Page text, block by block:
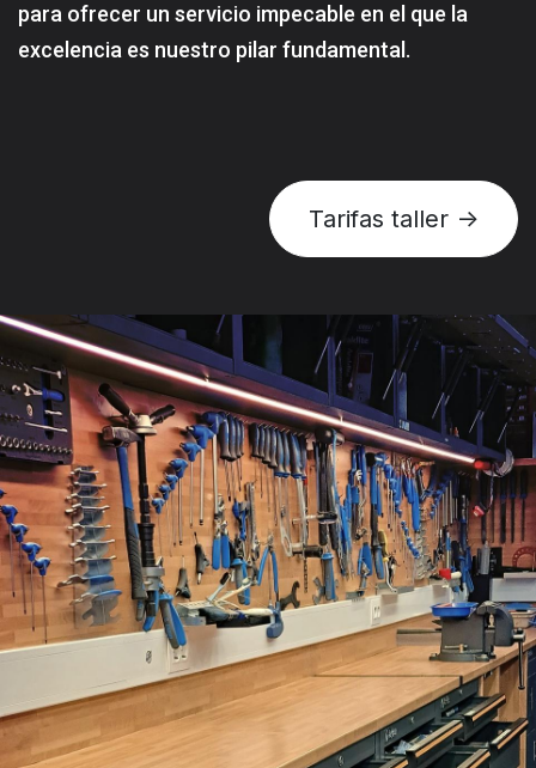
para ofrecer un servicio impecable en el que la
excelencia es nuestro pilar fundamental.
Tarifas taller ->